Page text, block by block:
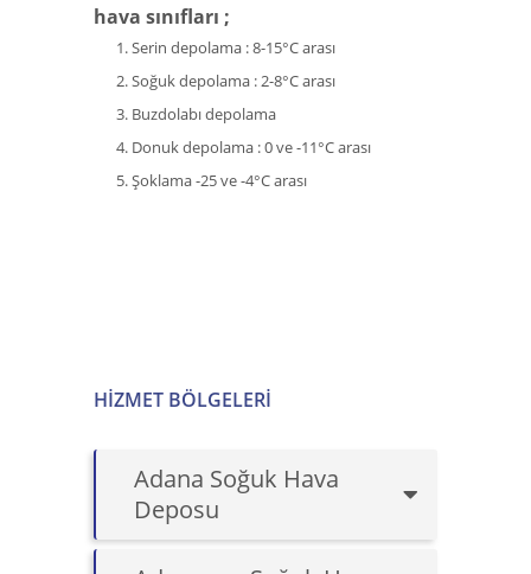
HIZMET BÖLGELERI
Adana Soğuk Hava
Deposu
hava sınıfları ;
Serin depolama : 8-15°C arası
Soğuk depolama : 2-8°C arası
Buzdolabı depolama
Donuk depolama : 0 ve -11°C arası
Şoklama -25 ve -4°C arası